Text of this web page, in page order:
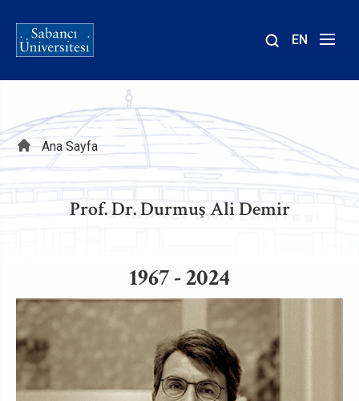
EN
Sayfa
yolu
Ana Sayfa
Prof. Dr. Durmuş Ali Demir
1967 - 2024